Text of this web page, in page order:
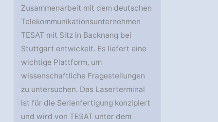
Zusammenarbeit mit dem deutschen
Telekommunikationsunternehmen
TESAT mit Sitz in Backnang bei
Stuttgart entwickelt. Es liefert eine
wichtige Plattform, um
wissenschaftliche Fragestellungen
zu untersuchen. Das Laserterminal
ist für die Serienfertigung konzipiert
und wird von TESAT unter dem